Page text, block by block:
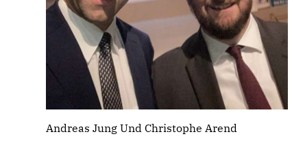
Andreas Jung Und Christophe Arend